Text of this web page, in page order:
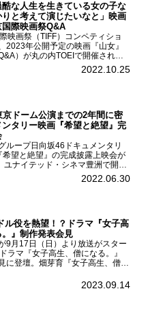
な人生を生きている女の子な
と考えて演じたいなと」映画
国際映画祭Q&A
映画祭（TIFF）コンペティショ
2023年公開予定の映画『山女』
）が丸の内TOEIで開催され、
優の山田杏奈、監督の福永壮志が
いて語った。映画『山女』第35
2022.10.25
京ドーム公演までの2年間に密
タリー映画『希望と絶望』完
ループ日向坂46ドキュメンタリ
希望と絶望』の完成披露上映会が
ナイテッド・シネマ豊洲で開催
メンバーの加藤史帆、齊藤京
、富田鈴花、松田好花の5人が登
2022.06.30
ル役を熱望！？ドラマ『女子高
』制作発表会見
9月17日（日）より放送がスター
ラマ『女子高生、僧になる。』
に登壇。畑芽育『女子高生、僧に
白石麦は頭にビックリマークと、
2023.09.14